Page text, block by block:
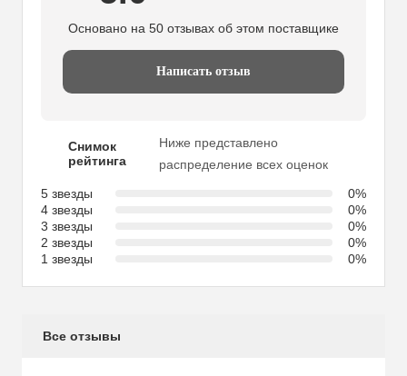
Основано на 50 отзывах об этом поставщике
Написать отзыв
Снимок
рейтинга
Ниже представлено
распределение всех оценок
5 звезды
0%
4 звезды
0%
3 звезды
0%
2 звезды
0%
1 звезды
0%
Все отзывы